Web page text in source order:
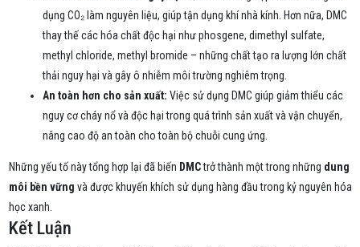
dụng CO₂ làm nguyên liệu, giúp tận dụng khí nhà kính. Hơn nữa, DMC
thay thế các hóa chất độc hại như phosgene, dimethyl sulfate,
methyl chloride, methyl bromide – những chất tạo ra lượng lớn chất
thải nguy hại và gây ô nhiễm môi trường nghiêm trọng.
An toàn hơn cho sản xuất: Việc sử dụng DMC giúp giảm thiểu các
nguy cơ cháy nổ và độc hại trong quá trình sản xuất và vận chuyển,
nâng cao độ an toàn cho toàn bộ chuỗi cung ứng.
Những yếu tố này tổng hợp lại đã biến DMCtrở thành một trong những dung
môi bền vững và được khuyến khích sử dụng hàng đầu trong kỷ nguyên hóa
học xanh.
Kết Luận